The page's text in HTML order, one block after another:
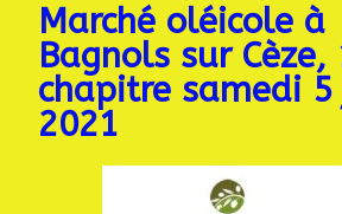
Marché oléicole à
Bagnols sur Cèze,
chapitre samedi
2021